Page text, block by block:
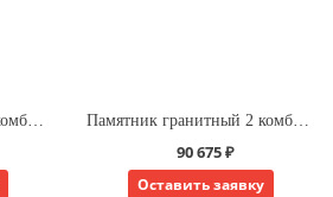
Памятник гранитный 1 комбинированный для одного Памятник гранитный 2 комбинированный для одного
90 675 ₽
Оставить заявку